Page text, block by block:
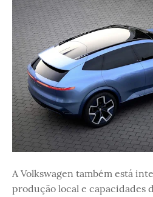
A Volkswagen também está
produção local e capacidades